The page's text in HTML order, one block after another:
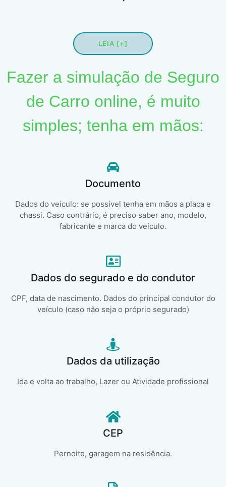
LEIA [+]
Fazer a simulação de Seguro
de Carro online, é muito
simples; tenha em mãos:
Documento
Dados do veículo: se possível tenha em mãos a placa e
chassi. Caso contrário, é preciso saber ano, modelo,
fabricante e marca do veículo.
Dados do segurado e do condutor
CPF, data de nascimento. Dados do principal condutor do
veículo (caso não seja o próprio segurado)
Dados da utilização
Ida e volta ao trabalho, Lazer ou Atividade profissional
CEP
Pernoite, garagem na residência.